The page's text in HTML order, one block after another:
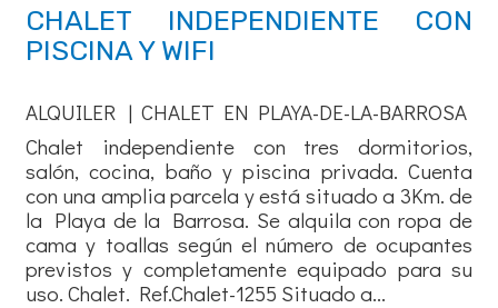
CHALET INDEPENDIENTE CON
PISCINA Y WIFI
ALQUILER | CHALET EN PLAYA-DE-LA-BARROSA
Chalet independiente con tres dormitorios,
salón, cocina, baño y piscina privada. Cuenta
con una amplia parcela y está situado a 3Km. de
la Playa de la Barrosa. Se alquila con ropa de
cama y toallas según el número de ocupantes
previstos y completamente equipado para su
uso. Chalet. Ref.Chalet-1255 Situado a...